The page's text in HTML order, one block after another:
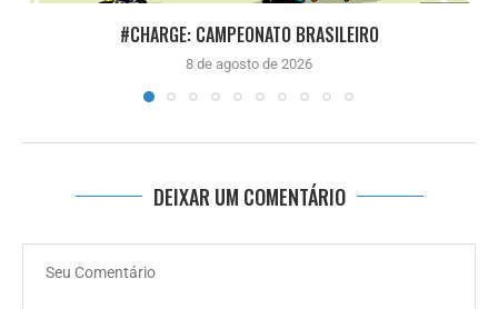
#CHARGE: CAMPEONATO BRASILEIRO
8 de agosto de 2026
DEIXAR UM COMENTÁRIO